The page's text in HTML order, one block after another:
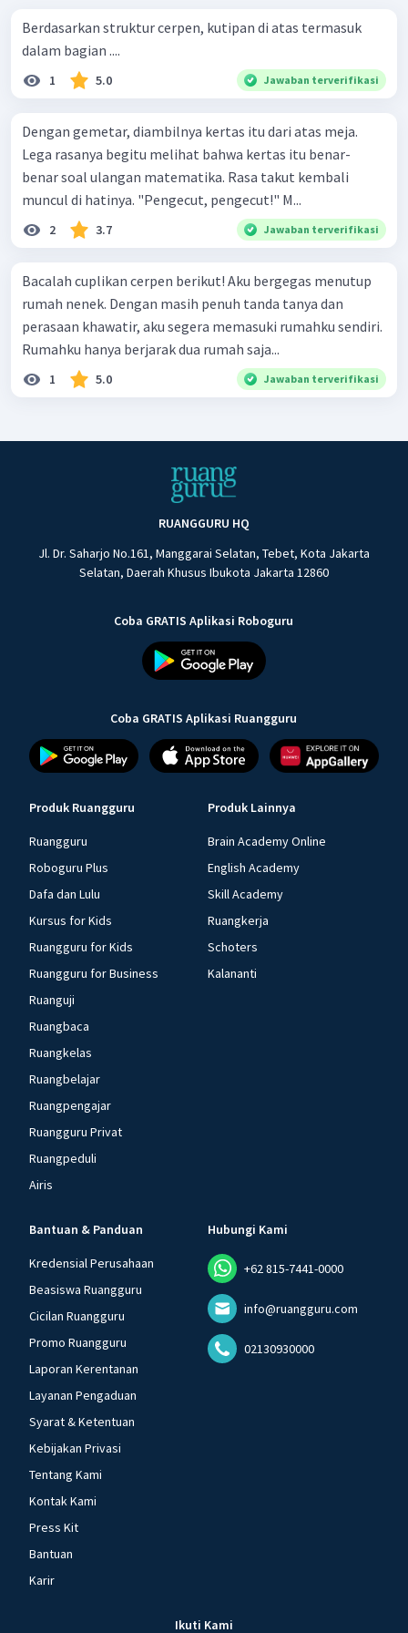
Berdasarkan struktur cerpen, kutipan di atas termasuk
dalam bagian ....
1 5.0 Jawaban terverifikasi
Dengan gemetar, diambilnya kertas itu dari atas meja.
Lega rasanya begitu melihat bahwa kertas itu benar-
benar soal ulangan matematika. Rasa takut kembali
muncul di hatinya. "Pengecut, pengecut!" M...
2 3.7 Jawaban terverifikasi
Bacalah cuplikan cerpen berikut! Aku bergegas menutup
rumah nenek. Dengan masih penuh tanda tanya dan
perasaan khawatir, aku segera memasuki rumahku sendiri.
Rumahku hanya berjarak dua rumah saja...
1 5.0 Jawaban terverifikasi
RUANGGURU HQ
Jl. Dr. Saharjo No.161, Manggarai Selatan, Tebet, Kota Jakarta
Selatan, Daerah Khusus Ibukota Jakarta 12860
Coba GRATIS Aplikasi Roboguru
Coba GRATIS Aplikasi Ruangguru
Produk Ruangguru
Ruangguru
Roboguru Plus
Dafa dan Lulu
Kursus for Kids
Ruangguru for Kids
Ruangguru for Business
Ruanguji
Ruangbaca
Ruangkelas
Ruangbelajar
Ruangpengajar
Ruangguru Privat
Ruangpeduli
Airis
Produk Lainnya
Brain Academy Online
English Academy
Skill Academy
Ruangkerja
Schoters
Kalananti
Bantuan & Panduan
Kredensial Perusahaan
Beasiswa Ruangguru
Cicilan Ruangguru
Promo Ruangguru
Laporan Kerentanan
Layanan Pengaduan
Syarat & Ketentuan
Kebijakan Privasi
Tentang Kami
Kontak Kami
Press Kit
Bantuan
Karir
Hubungi Kami
+62 815-7441-0000
info@ruangguru.com
02130930000
Ikuti Kami